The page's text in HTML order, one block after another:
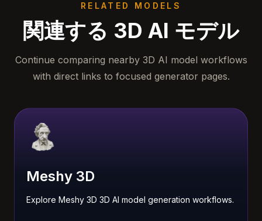
RELATED MODELS
関連する 3D AI モデル
Continue comparing nearby 3D AI model workflows
with direct links to focused generator pages.
Meshy 3D
Explore Meshy 3D 3D AI model generation workflows.